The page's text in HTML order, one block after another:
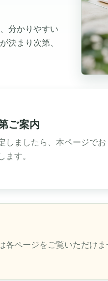
分かりやすい
決まり次第、
ご案内
しましたら、本ページでお
ます。
ページをご覧いただけ